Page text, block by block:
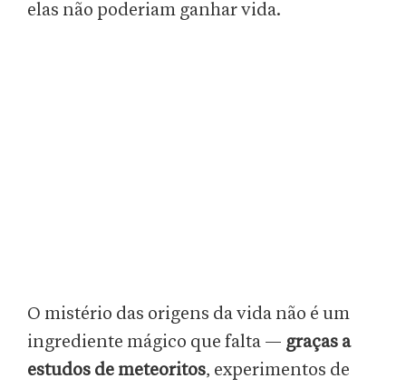
elas não poderiam ganhar vida.
O mistério das origens da vida não é um
ingrediente mágico que falta — graças a
estudos de meteoritos, experimentos de